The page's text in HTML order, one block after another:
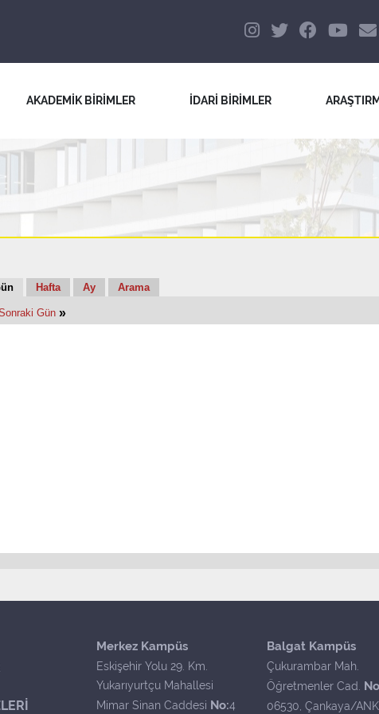
AKADEMİK BİRİMLER İDARİ BİRİMLER
Hafta Ay Arama
Gün »
Merkez Kampüs
Eskişehir Yolu 29. Km.
Yukarıyurtçu Mahallesi
Mimar Sinan Caddesi No:4
Balgat Kampüs
Çukurambar Mah.
Öğretmenler Cad.
06530, Çankaya/